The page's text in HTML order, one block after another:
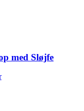
med Sløjfe